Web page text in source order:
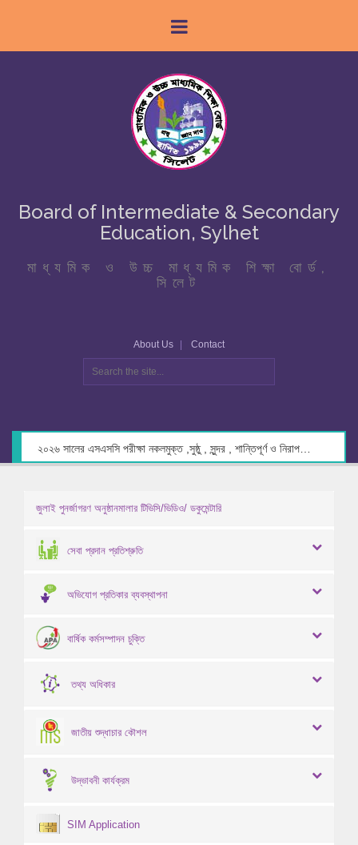
Board of Intermediate & Secondary
Education, Sylhet
মাধ্যমিক ও উচ্চ মাধ্যমিক শিক্ষা বোর্ড,
সিলেট
About Us Contact
জুলাই পুনর্জাগরণ অনুষ্ঠানমালার টিভিসি/ভিডিও/ ডকুমেন্টারি
সেবা প্রদান প্রতিশ্রুতি
অভিযোগ প্রতিকার ব্যবস্থাপনা
বার্ষিক কর্মসম্পাদন চুক্তি
তথ্য অধিকার
জাতীয় শুদ্ধাচার কৌশল
উদ্ভাবনী কার্যক্রম
SIM Application